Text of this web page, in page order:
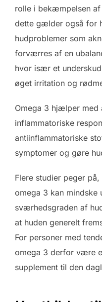
rolle i bekæmpelsen
dette gælder også for
hudproblemer som
forværres af en
hvor især et
øget irritation og
Omega 3 hjælper
inflammatoriske
antiinflammatoriske
symptomer og gøre
Flere studier peger
omega 3 kan mindske
sværhedsgraden af
at huden generelt
For personer med
omega 3 derfor være
supplement til den